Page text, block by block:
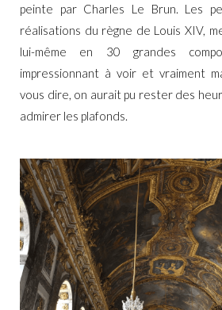
peinte par Charles Le Brun. Les
réalisations du règne de Louis XIV,
lui-même en 30 grandes
impressionnant à voir et vraiment
vous dire, on aurait pu rester des
admirer les plafonds.